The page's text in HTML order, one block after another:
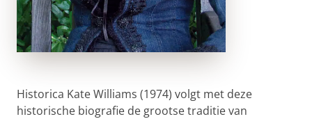
Historica Kate Williams (1974) volgt met deze
historische biografie de grootse traditie van